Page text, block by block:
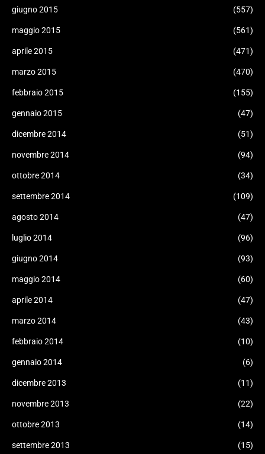
giugno 2015 (557)
maggio 2015 (561)
aprile 2015 (471)
marzo 2015 (470)
febbraio 2015 (155)
gennaio 2015 (47)
dicembre 2014 (51)
novembre 2014 (94)
ottobre 2014 (34)
settembre 2014 (109)
agosto 2014 (47)
luglio 2014 (96)
giugno 2014 (93)
maggio 2014 (60)
aprile 2014 (47)
marzo 2014 (43)
febbraio 2014 (10)
gennaio 2014 (6)
dicembre 2013 (11)
novembre 2013 (22)
ottobre 2013 (14)
settembre 2013 (15)